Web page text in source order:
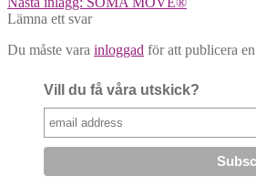
Lämna ett svar
Du måste vara inloggad för att publicera
Vill du få våra utskick?